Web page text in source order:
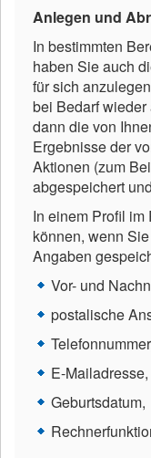
Anlegen und
In bestimmten
haben Sie auch
für sich
bei Bedarf
dann die von
Ergebnisse der
Aktionen (zum
abgespeichert
In einem Profil
können, wenn
Angaben
Vor- und
postalische
E-Mailadresse,
Geburtsdatum,